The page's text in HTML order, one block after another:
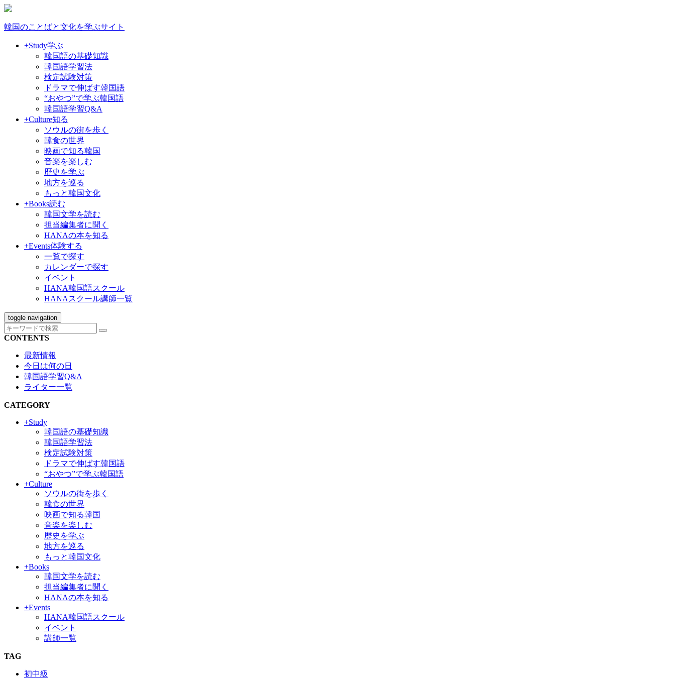
韓国のことばと文化を学ぶサイト
+Study学ぶ
韓国語の基礎知識
韓国語学習法
検定試験対策
ドラマで伸ばす韓国語
“おやつ”で学ぶ韓国語
韓国語学習Q&A
+Culture知る
ソウルの街を歩く
韓食の世界
映画で知る韓国
音楽を楽しむ
歴史を学ぶ
地方を巡る
もっと韓国文化
+Books読む
韓国文学を読む
担当編集者に聞く
HANAの本を知る
+Events体験する
一覧で探す
カレンダーで探す
イベント
HANA韓国語スクール
HANAスクール講師一覧
toggle navigation
CONTENTS
最新情報
今日は何の日
韓国語学習Q&A
ライター一覧
CATEGORY
+Study
韓国語の基礎知識
韓国語学習法
検定試験対策
ドラマで伸ばす韓国語
“おやつ”で学ぶ韓国語
+Culture
ソウルの街を歩く
韓食の世界
映画で知る韓国
音楽を楽しむ
歴史を学ぶ
地方を巡る
もっと韓国文化
+Books
韓国文学を読む
担当編集者に聞く
HANAの本を知る
+Events
HANA韓国語スクール
イベント
講師一覧
TAG
初中級